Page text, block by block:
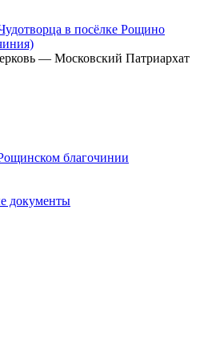
в посёлке Рощино
— Московский Патриархат
благочинии
документы